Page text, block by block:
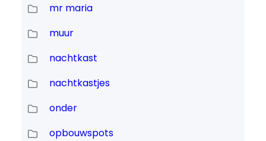
mr maria
muur
nachtkast
nachtkastjes
onder
opbouwspots